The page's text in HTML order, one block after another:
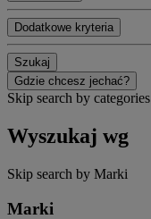
Dodatkowe kryteria
Szukaj
Gdzie chcesz jechać?
Skip search by categories
Wyszukaj wg
Skip search by Marki
Marki